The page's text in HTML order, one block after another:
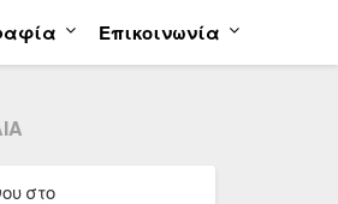
Επικοινωνία
στο